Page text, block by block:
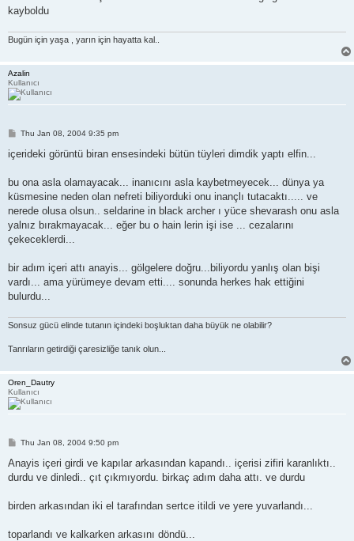
kayboldu
Bugün için yaşa , yarın için hayatta kal..
Azalin
Kullanıcı
P
s
Thu Jan 08, 2004 9:35 pm
içerideki görüntü biran ensesindeki bütün tüyleri dimdik yaptı elfin...
bu ona asla olamayacak... inanıcını asla kaybetmeyecek... dünya ya
küsmesine neden olan nefreti biliyorduki onu inançlı tutacaktı..... ve
nerede olusa olsun.. seldarine in black archer ı yüce shevarash onu asla
yalnız bırakmayacak... eğer bu o hain lerin işi ise ... cezalarını
çekeceklerdi...
bir adım içeri attı anayis... gölgelere doğru...biliyordu yanlış olan bişi
vardı... ama yürümeye devam etti.... sonunda herkes hak ettiğini
bulurdu...
Sonsuz gücü elinde tutanın içindeki boşluktan daha büyük ne olabilir?
Tanrıların getirdiği çaresizliğe tanık olun...
Oren_Dautry
Kullanıcı
P
s
Thu Jan 08, 2004 9:50 pm
Anayis içeri girdi ve kapılar arkasından kapandı.. içerisi zifiri karanlıktı..
durdu ve dinledi.. çıt çıkmıyordu. birkaç adım daha attı. ve durdu
birden arkasından iki el tarafından sertce itildi ve yere yuvarlandı...
toparlandı ve kalkarken arkasını döndü...